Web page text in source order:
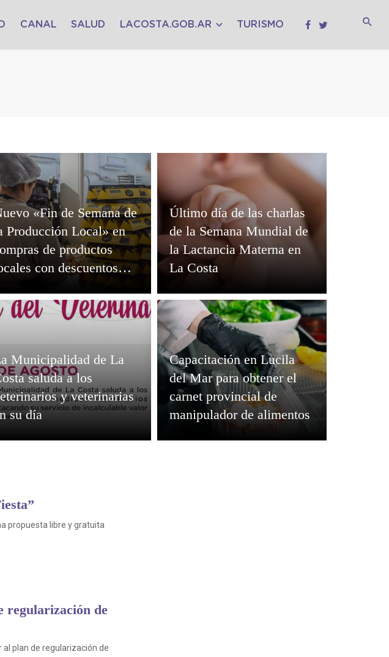
CANAL SALUD LACOSTA.GOB.AR TURISMO
«Fin de Semana de
Producción Local» en
de productos
con descuentos
Último día de las charlas
de la Semana Mundial de
la Lactancia Materna en
La Costa
Municipalidad de La
saluda a los
y veterinarias
su día
Capacitación en Lucila
del Mar para obtener el
carnet provincial de
manipulador de alimentos
propuesta libre y gratuita
regularización de
al plan de regularización de